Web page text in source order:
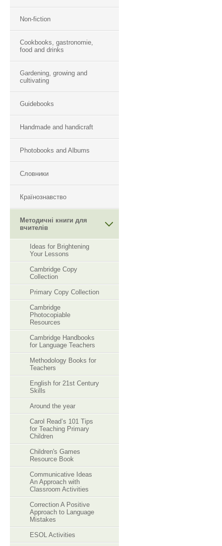
Non-fiction
Cookbooks, gastronomie,
food and drinks
Gardening, growing and
cultivating
Guidebooks
Handmade and handicraft
Photobooks and Albums
Словники
Країнознавство
Методичні книги для
вчителів
Ideas for Brightening
Your Lessons
Cambridge Copy
Collection
Primary Copy Collection
Cambridge
Photocopiable
Resourсes
Cambridge Handbooks
for Language Teachers
Methodology Books for
Teachers
English for 21st Century
Skills
Around the year
Carol Read’s 101 Tips
for Teaching Primary
Children
Children's Games
Resource Book
Communicative Ideas
An Approach with
Classroom Activities
Correction A Positive
Approach to Language
Mistakes
ESOL Activities